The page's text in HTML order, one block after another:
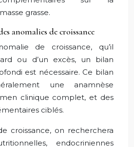
grasse.
anomalies de croissance
de croissance, qu’il
ou d’un excès, un bilan
est nécessaire. Ce bilan
une anamnèse
clinique complet, et des
ciblés.
croissance, on recherchera
endocriniennes